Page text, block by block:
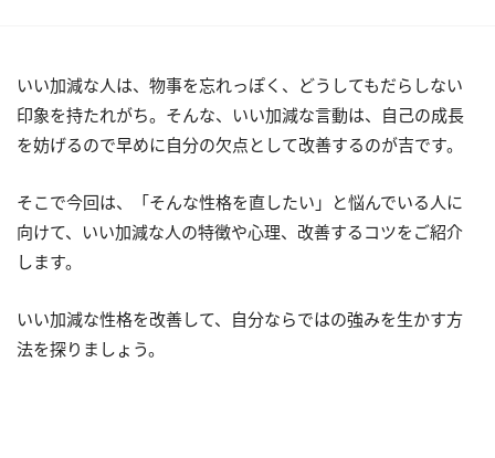
いい加減な人は、物事を忘れっぽく、どうしてもだらしない
印象を持たれがち。そんな、いい加減な言動は、自己の成長
を妨げるので早めに自分の欠点として改善するのが吉です。
そこで今回は、「そんな性格を直したい」と悩んでいる人に
向けて、いい加減な人の特徴や心理、改善するコツをご紹介
します。
いい加減な性格を改善して、自分ならではの強みを生かす方
法を探りましょう。